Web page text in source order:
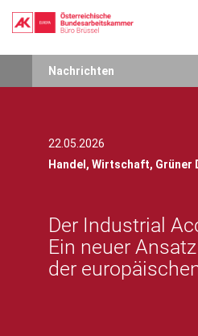
Nachrichten
22.05.2026
Handel, Wirtschaft, Grüner
Der Industrial
Ein neuer
der